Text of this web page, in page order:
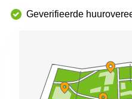
Coworking
Zwolle
Geverifieerde